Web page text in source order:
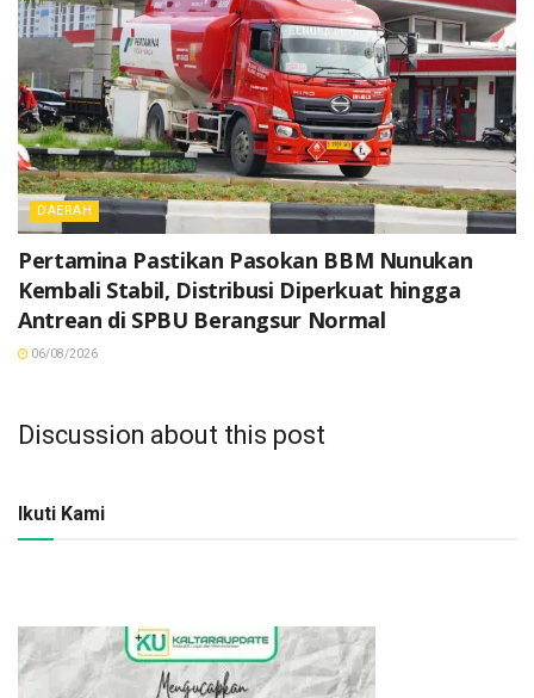
DAERAH
Pertamina Pastikan Pasokan BBM Nunukan
Kembali Stabil, Distribusi Diperkuat hingga
Antrean di SPBU Berangsur Normal
06/08/2026
Discussion about this post
Ikuti Kami